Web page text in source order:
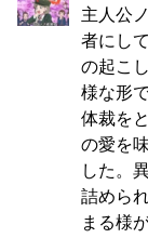
主人公
者にし
の起こ
様な形
体裁を
の愛を
した。
詰めら
まる様